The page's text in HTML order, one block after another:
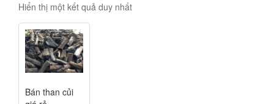
Hiển thị một kết quả duy nhất
Bán than củi